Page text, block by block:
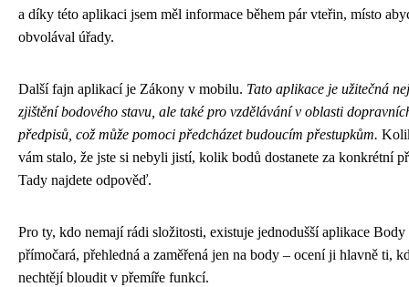
a díky této aplikaci jsem měl informace během pár vteřin, místo
obvolával úřady.
Další fajn aplikací je Zákony v mobilu. Tato aplikace je užitečná
zjištění bodového stavu, ale také pro vzdělávání v oblasti
předpisů, což může pomoci předcházet budoucím přestupkům.
vám stalo, že jste si nebyli jistí, kolik bodů dostanete za konkrétní
Tady najdete odpověď.
Pro ty, kdo nemají rádi složitosti, existuje jednodušší aplikace Body
přímočará, přehledná a zaměřená jen na body – ocení ji hlavně ti,
nechtějí bloudit v přemíře funkcí.